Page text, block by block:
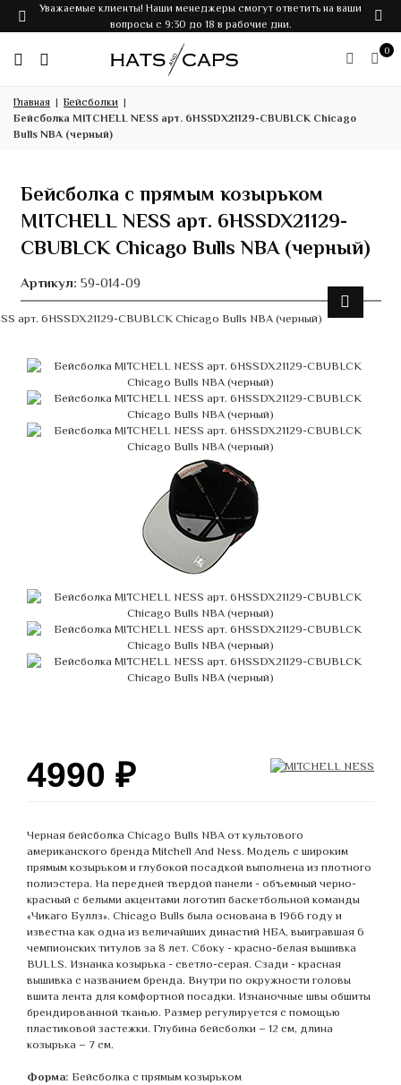
Уважаемые клиенты! Наши менеджеры смогут ответить на ваши
вопросы с 9:30 до 18 в рабочие дни.
0
Главная
Бейсболки
Бейсболка MITCHELL NESS арт. 6HSSDX21129-CBUBLCK Chicago
Bulls NBA (черный)
Бейсболка с прямым козырьком
MITCHELL NESS арт. 6HSSDX21129-
CBUBLCK Chicago Bulls NBA (черный)
Артикул: 59-014-09
4990 ₽
Черная бейсболка Chicago Bulls NBA от культового
американского бренда Mitchell And Ness. Модель с широким
прямым козырьком и глубокой посадкой выполнена из плотного
полиэстера. На передней твердой панели - объемный черно-
красный с белыми акцентами логотип баскетбольной команды
«Чикаго Буллз». Chicago Bulls была основана в 1966 году и
известна как одна из величайших династий НБА, выигравшая 6
чемпионских титулов за 8 лет. Сбоку - красно-белая вышивка
BULLS. Изнанка козырька - светло-серая. Сзади - красная
вышивка с названием бренда. Внутри по окружности головы
вшита лента для комфортной посадки. Изнаночные швы обшиты
брендированной тканью. Размер регулируется с помощью
пластиковой застежки. Глубина бейсболки – 12 см, длина
козырька – 7 см.
Форма: Бейсболка с прямым козырьком